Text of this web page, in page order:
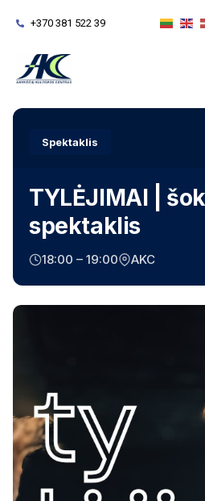
+370 381 522 39
Spektaklis
TYLĖJIMAI |
spektaklis
18:00 – 19:00 AKC